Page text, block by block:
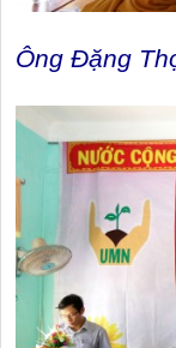
Ông Đặng